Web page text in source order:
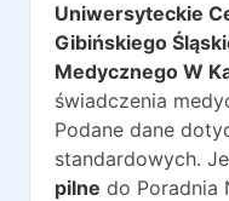
Uniwersyteckie
Gibińskiego
Medycznego W
świadczenia
Podane dane
standardowych.
pilne do Poradnia